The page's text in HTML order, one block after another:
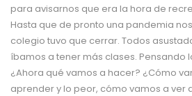
para avisarnos que era la hora de
Hasta que de pronto una pandemia
colegio tuvo que cerrar. Todos
íbamos a tener más clases. Pensando
¿Ahora qué vamos a hacer? ¿Cómo
aprender y lo peor, cómo vamos a ver